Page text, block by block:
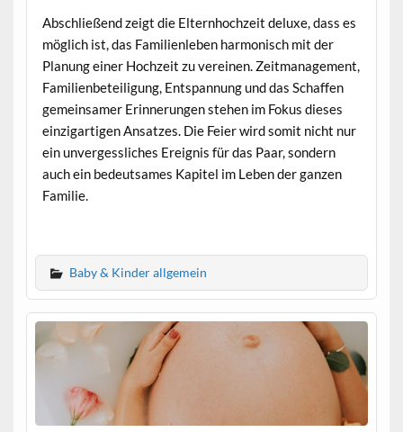
Abschließend zeigt die Elternhochzeit deluxe, dass es
möglich ist, das Familienleben harmonisch mit der
Planung einer Hochzeit zu vereinen. Zeitmanagement,
Familienbeteiligung, Entspannung und das Schaffen
gemeinsamer Erinnerungen stehen im Fokus dieses
einzigartigen Ansatzes. Die Feier wird somit nicht nur
ein unvergessliches Ereignis für das Paar, sondern
auch ein bedeutsames Kapitel im Leben der ganzen
Familie.
Baby & Kinder allgemein